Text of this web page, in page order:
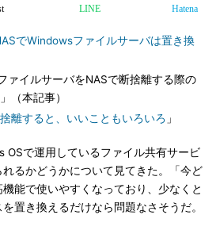
LINE Hatena
でWindowsファイルサーバは置き換
ァイルサーバをNASで断捨離する際の
（本記事）
離すると、いいこともいろいろ 」
OSで運用しているファイル共有サービ
るかどうかについて見てきた。「今ど
能で使いやすくなっており、少なくと
置き換えるだけなら問題なさそうだ。